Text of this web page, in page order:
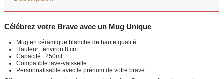
Célébrez votre Brave avec un Mug Unique
Mug en céramique blanche de haute qualité
Hauteur : environ 8 cm
Capacité : 250ml
Compatible lave-vaisselle
Personnalisable avec le prénom de votre brave